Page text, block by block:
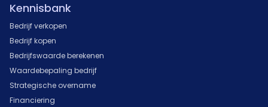
Kennisbank
Bedrijf verkopen
Bedrijf kopen
Bedrijfswaarde berekenen
Waardebepaling bedrijf
Strategische overname
Financiering